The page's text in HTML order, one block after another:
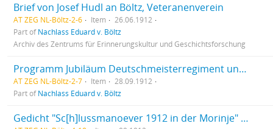
Brief von Josef Hudl an Böltz, Veteranenverein
AT ZEG NL-Böltz-2-6 Item
26.06.1912
Part ofNachlass Eduard v. Böltz
Archiv des Zentrums für Erinnerungskultur und Geschichtsforschung
Programm Jubiläum Deutschmeisterregiment und Unterschriften
AT ZEG NL-Böltz-2-7 Item
28.09.1912
Part ofNachlass Eduard v. Böltz
Gedicht "Sc[h]lussmanoever 1912 in der Morinje" von einem Freund